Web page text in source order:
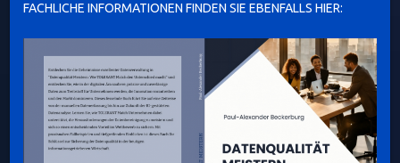
FACHLICHE INFORMATIONEN FINDEN SIE EBENFALLS HIER: